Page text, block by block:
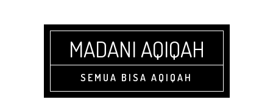
MADANI AQIQAH
SEMUA BISA AQIQAH